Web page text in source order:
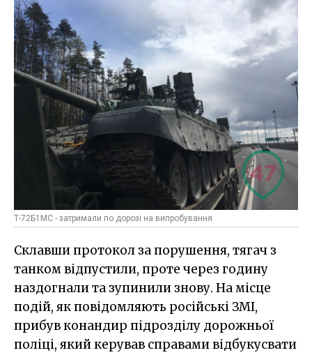
Т-72Б1МС - затримали по дорозі на випробування
Склавши протокол за порушення, тягач з
танком відпустили, проте через годину
наздогнали та зупинили знову. На місце
подій, як повідомляють російські ЗМІ,
прибув конандир підрозділу дорожньої
поліці, який керував справами відбукусвати